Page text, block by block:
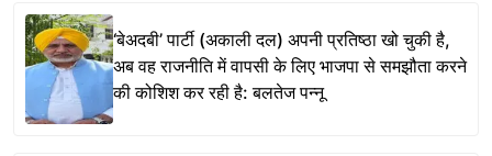
‘बेअदबी’ पार्टी (अकाली दल) अपनी प्रतिष्ठा खो चुकी है,
अब वह राजनीति में वापसी के लिए भाजपा से समझौता करने
की कोशिश कर रही है: बलतेज पन्नू